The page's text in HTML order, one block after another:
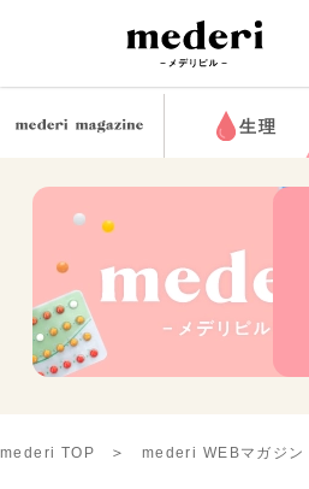
生理
mederi TOP mederi WEBマガジン